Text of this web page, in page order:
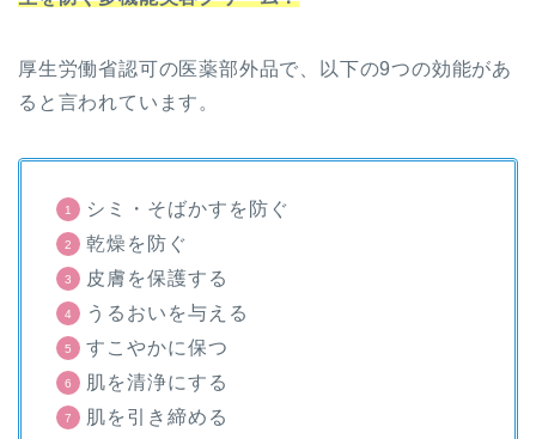
厚生労働省認可の医薬部外品で、以下の9つの効能があ
ると言われています。
シミ・そばかすを防ぐ
乾燥を防ぐ
皮膚を保護する
うるおいを与える
すこやかに保つ
肌を清浄にする
肌を引き締める